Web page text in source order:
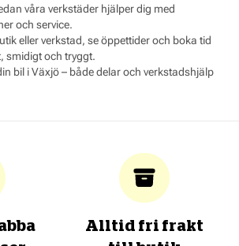
våra verkstäder hjälper dig med
och service.
eller verkstad, se öppettider och boka tid
smidigt och tryggt.
bil i Växjö – både delar och verkstadshjälp
Alltid fri frakt